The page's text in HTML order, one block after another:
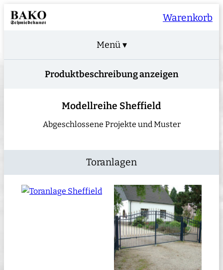
Warenkorb
Menü ▾
Produktbeschreibung anzeigen
Modellreihe Sheffield
Abgeschlossene Projekte und Muster
Toranlagen